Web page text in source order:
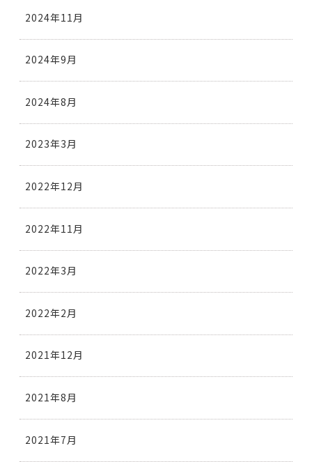
2024年11月
2024年9月
2024年8月
2023年3月
2022年12月
2022年11月
2022年3月
2022年2月
2021年12月
2021年8月
2021年7月